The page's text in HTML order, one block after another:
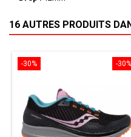
16 AUTRES PRODUITS
-30%
-30%